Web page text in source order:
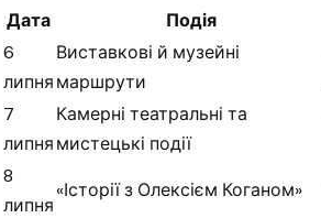
Дата Подія
6
липня
Виставкові й музейні
маршрути
7
липня
Камерні театральні та
мистецькі події
8
липня
«Історії з Олексієм Коганом»